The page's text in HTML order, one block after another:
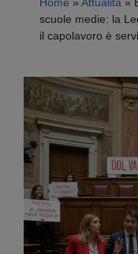
scuole medie: la
il capolavoro è